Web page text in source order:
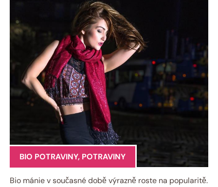
BIO POTRAVINY, POTRAVINY
Bio mánie v současné době výrazně roste na popularitě.